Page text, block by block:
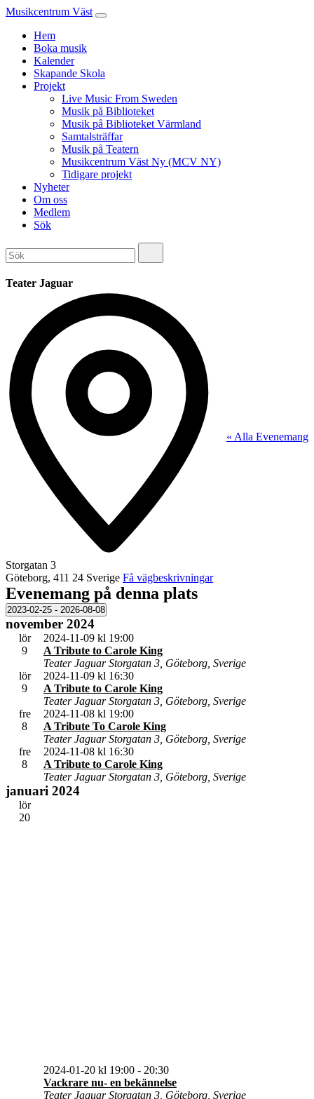
Musikcentrum Väst
Hem
Boka musik
Kalender
Skapande Skola
Projekt
Live Music From Sweden
Musik på Biblioteket
Musik på Biblioteket Värmland
Samtalsträffar
Musik på Teatern
Musikcentrum Väst Ny (MCV NY)
Tidigare projekt
Nyheter
Om oss
Medlem
Sök
Teater Jaguar
« Alla Evenemang
Storgatan 3
Göteborg, 411 24 Sverige Få vägbeskrivningar
Evenemang på denna plats
2023-02-25 - 2026-08-08
Välj
datum.
november 2024
lör
9
A Tribute to Carole King
2024-11-09 kl 19:00
Teater JaguarStorgatan 3, Göteborg, Sverige
lör
9
A Tribute to Carole King
2024-11-09 kl 16:30
Teater JaguarStorgatan 3, Göteborg, Sverige
fre
8
A Tribute To Carole King
2024-11-08 kl 19:00
Teater JaguarStorgatan 3, Göteborg, Sverige
fre
8
A Tribute to Carole King
2024-11-08 kl 16:30
Teater JaguarStorgatan 3, Göteborg, Sverige
januari 2024
lör
20
Vackrare nu- en bekännelse
2024-01-20 kl 19:00 - 20:30
Teater JaguarStorgatan 3, Göteborg, Sverige